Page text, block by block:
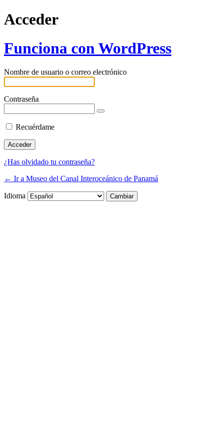
Acceder
Funciona con WordPress
Nombre de usuario o correo electrónico
Contraseña
Recuérdame
¿Has olvidado tu contraseña?
← Ir a Museo del Canal Interoceánico de Panamá
Idioma